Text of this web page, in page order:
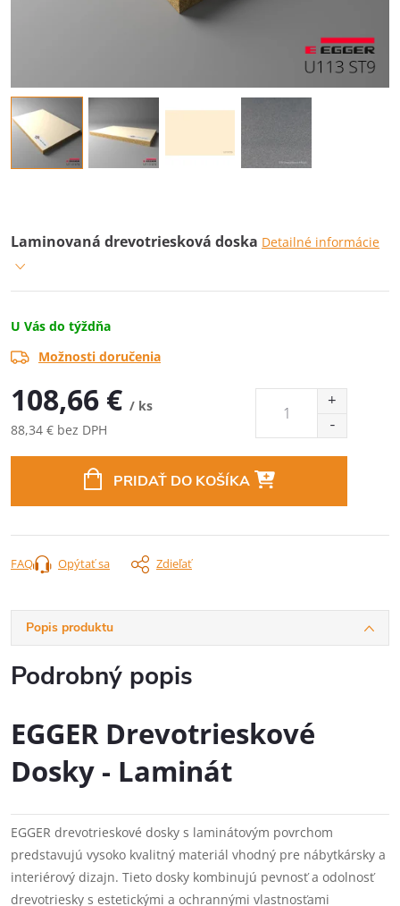
Laminovaná drevotriesková doska Detailné informácie
U Vás do týždňa
Možnosti doručenia
108,66 € / ks
88,34 € bez DPH
PRIDAŤ DO KOŠÍKA
Opýtať sa Zdieľať
FAQ
Popis produktu
Podrobný popis
EGGER Drevotrieskové
Dosky - Laminát
EGGER drevotrieskové dosky s laminátovým povrchom
predstavujú vysoko kvalitný materiál vhodný pre nábytkársky a
interiérový dizajn. Tieto dosky kombinujú pevnosť a odolnosť
drevotriesky s estetickými a ochrannými vlastnosťami